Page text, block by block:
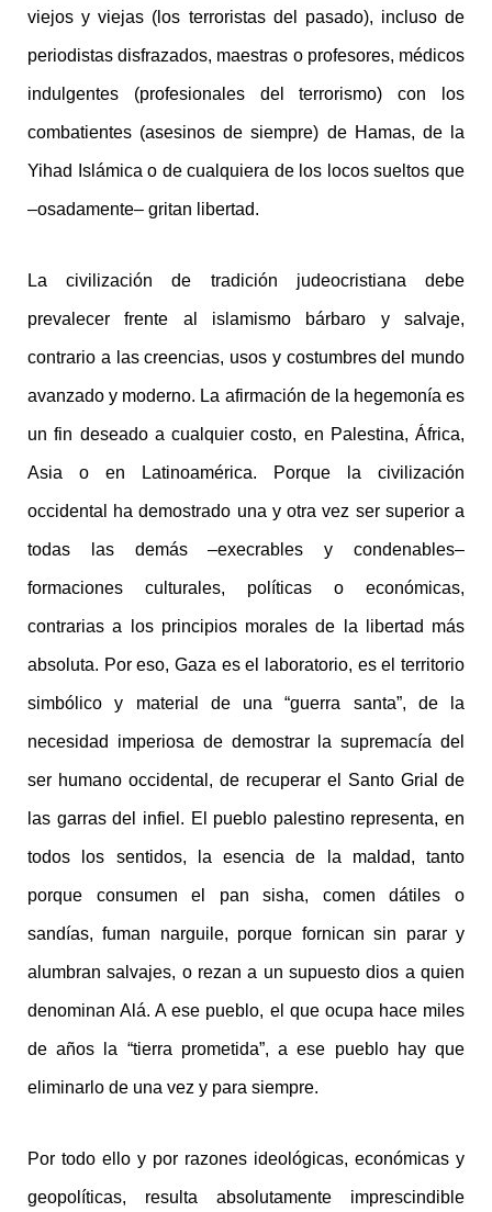
viejos y viejas (los terroristas del pasado), incluso de
periodistas disfrazados, maestras o profesores, médicos
indulgentes (profesionales del terrorismo) con los
combatientes (asesinos de siempre) de Hamas, de la
Yihad Islámica o de cualquiera de los locos sueltos que
–osadamente– gritan libertad.
La civilización de tradición judeocristiana debe
prevalecer frente al islamismo bárbaro y salvaje,
contrario a las creencias, usos y costumbres del mundo
avanzado y moderno. La afirmación de la hegemonía es
un fin deseado a cualquier costo, en Palestina, África,
Asia o en Latinoamérica. Porque la civilización
occidental ha demostrado una y otra vez ser superior a
todas las demás –execrables y condenables–
formaciones culturales, políticas o económicas,
contrarias a los principios morales de la libertad más
absoluta. Por eso, Gaza es el laboratorio, es el territorio
simbólico y material de una “guerra santa”, de la
necesidad imperiosa de demostrar la supremacía del
ser humano occidental, de recuperar el Santo Grial de
las garras del infiel. El pueblo palestino representa, en
todos los sentidos, la esencia de la maldad, tanto
porque consumen el pan sisha, comen dátiles o
sandías, fuman narguile, porque fornican sin parar y
alumbran salvajes, o rezan a un supuesto dios a quien
denominan Alá. A ese pueblo, el que ocupa hace miles
de años la “tierra prometida”, a ese pueblo hay que
eliminarlo de una vez y para siempre.
Por todo ello y por razones ideológicas, económicas y
geopolíticas, resulta absolutamente imprescindible